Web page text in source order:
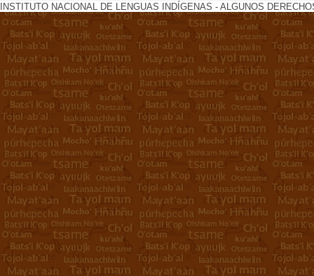
INSTITUTO NACIONAL DE LENGUAS INDÍGENAS - ALGUNOS